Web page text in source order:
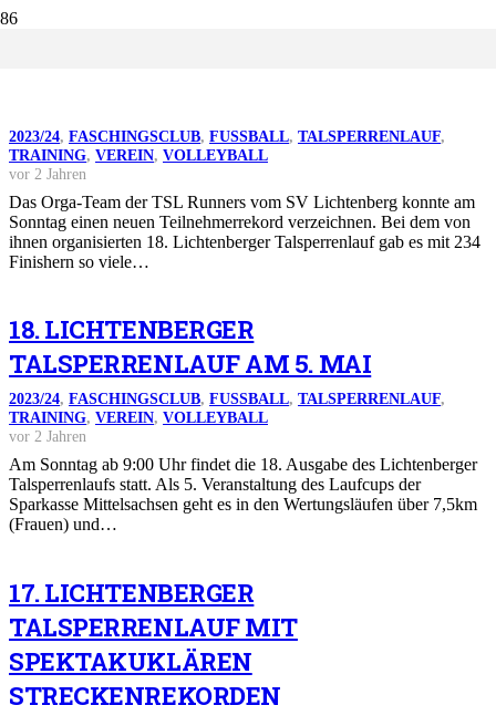
2023/24, FASCHINGSCLUB, FUSSBALL, TALSPERRENLAUF,
TRAINING, VEREIN, VOLLEYBALL
vor 2 Jahren
Das Orga-Team der TSL Runners vom SV Lichtenberg konnte am
Sonntag einen neuen Teilnehmerrekord verzeichnen. Bei dem von
ihnen organisierten 18. Lichtenberger Talsperrenlauf gab es mit 234
Finishern so viele…
18. LICHTENBERGER
TALSPERRENLAUF AM 5. MAI
2023/24, FASCHINGSCLUB, FUSSBALL, TALSPERRENLAUF,
TRAINING, VEREIN, VOLLEYBALL
vor 2 Jahren
Am Sonntag ab 9:00 Uhr findet die 18. Ausgabe des Lichtenberger
Talsperrenlaufs statt. Als 5. Veranstaltung des Laufcups der
Sparkasse Mittelsachsen geht es in den Wertungsläufen über 7,5km
(Frauen) und…
17. LICHTENBERGER
TALSPERRENLAUF MIT
SPEKTAKUKLÄREN
STRECKENREKORDEN